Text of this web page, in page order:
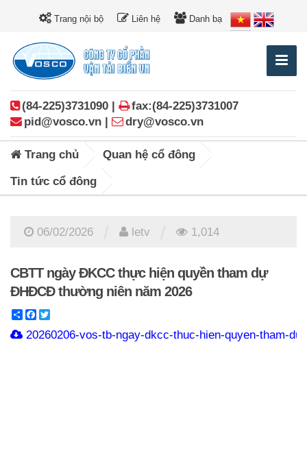
Trang nội bộ Liên hệ Danh bạ
(84-225)3731090 |
fax:(84-225)3731007
pid@vosco.vn |
dry@vosco.vn
Trang chủ Quan hệ cổ đông
Tin tức cổ đông
06/02/2026 letv 1,014
CBTT ngày ĐKCC thực hiện quyền tham dự
ĐHĐCĐ thường niên năm 2026
ShareFacebook
20260206-vos-tb-ngay-dkcc-thuc-hien-quyen-tham-